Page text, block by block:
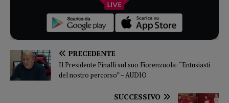
PRECEDENTE
Il Presidente Pinalli sul suo Fiorenzuola: “Entusiasti
del nostro percorso” – AUDIO
SUCCESSIVO